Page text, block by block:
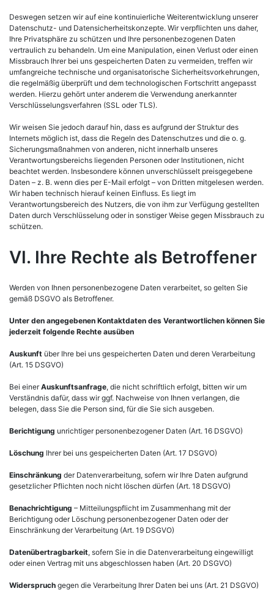
Deswegen setzen wir auf eine kontinuierliche Weiterentwicklung unserer
Datenschutz- und Datensicherheitskonzepte. Wir verpflichten uns daher,
Ihre Privatsphäre zu schützen und Ihre personenbezogenen Daten
vertraulich zu behandeln. Um eine Manipulation, einen Verlust oder einen
Missbrauch Ihrer bei uns gespeicherten Daten zu vermeiden, treffen wir
umfangreiche technische und organisatorische Sicherheitsvorkehrungen,
die regelmäßig überprüft und dem technologischen Fortschritt angepasst
werden. Hierzu gehört unter anderem die Verwendung anerkannter
Verschlüsselungsverfahren (SSL oder TLS).
Wir weisen Sie jedoch darauf hin, dass es aufgrund der Struktur des
Internets möglich ist, dass die Regeln des Datenschutzes und die o. g.
Sicherungsmaßnahmen von anderen, nicht innerhalb unseres
Verantwortungsbereichs liegenden Personen oder Institutionen, nicht
beachtet werden. Insbesondere können unverschlüsselt preisgegebene
Daten – z. B. wenn dies per E-Mail erfolgt – von Dritten mitgelesen werden.
Wir haben technisch hierauf keinen Einfluss. Es liegt im
Verantwortungsbereich des Nutzers, die von ihm zur Verfügung gestellten
Daten durch Verschlüsselung oder in sonstiger Weise gegen Missbrauch zu
schützen.
VI. Ihre Rechte als Betroffener
Werden von Ihnen personenbezogene Daten verarbeitet, so gelten Sie
gemäß DSGVO als Betroffener.
Unter den angegebenen Kontaktdaten des Verantwortlichen können Sie
jederzeit folgende Rechte ausüben
Auskunft über Ihre bei uns gespeicherten Daten und deren Verarbeitung
(Art. 15 DSGVO)
Bei einerAuskunftsanfrage, die nicht schriftlich erfolgt, bitten wir um
Verständnis dafür, dass wir ggf. Nachweise von Ihnen verlangen, die
belegen, dass Sie die Person sind, für die Sie sich ausgeben.
Berichtigung unrichtiger personenbezogener Daten (Art. 16 DSGVO)
Löschung Ihrer bei uns gespeicherten Daten (Art. 17 DSGVO)
Einschränkung der Datenverarbeitung, sofern wir Ihre Daten aufgrund
gesetzlicher Pflichten noch nicht löschen dürfen (Art. 18 DSGVO)
Benachrichtigung – Mitteilungspflicht im Zusammenhang mit der
Berichtigung oder Löschung personenbezogener Daten oder der
Einschränkung der Verarbeitung (Art. 19 DSGVO)
Datenübertragbarkeit, sofern Sie in die Datenverarbeitung eingewilligt
oder einen Vertrag mit uns abgeschlossen haben (Art. 20 DSGVO)
Widerspruch gegen die Verarbeitung Ihrer Daten bei uns (Art. 21 DSGVO)